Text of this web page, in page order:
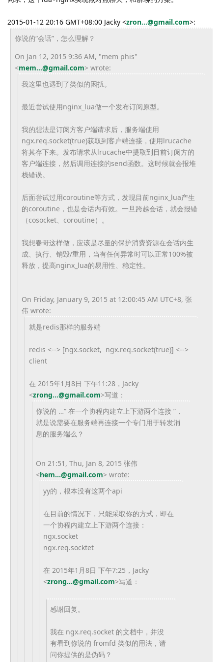
2015-01-12 20:16 GMT+08:00 Jacky <zron...@gmail.com>:
你说的“会话”，怎么理解？
On Jan 12, 2015 9:36 AM, "mem phis"
<mem...@gmail.com> wrote:
我这里也遇到了类似的困扰。
最近尝试使用nginx_lua做一个发布订阅原型。
我的想法是订阅方客户端请求后，服务端使用
ngx.req.socket(true)获取到客户端连接，使用lrucache
将其存下来。发布请求从lrucache中提取到目前订阅方的
客户端连接，然后调用连接的send函数。这时候就会报堆
栈错误。
后面尝试过用coroutine等方式，发现目前nginx_lua产生
的coroutine，也是会话内有效。一旦跨越会话，就会报错
（cosocket、coroutine）。
我想春哥这样做，应该是尽量的保护消费资源在会话内生
成、执行、销毁/重用，当有任何异常时可以正常100%被
释放，提高nginx_lua的易用性、稳定性。
On Friday, January 9, 2015 at 12:00:45 AM UTC+8, 张
伟 wrote:
就是redis那样的服务端
redis <--> [ngx.socket, ngx.req.socket(true)] <-->
client
在 2015年1月8日 下午11:28，Jacky
<zrong...@gmail.com>写道：
你说的 …“ 在一个协程内建立上下游两个连接 ”，
就是说需要在服务端再连接一个专门用于转发消
息的服务端么？
On 21:51, Thu, Jan 8, 2015 张伟
<hem...@gmail.com> wrote:
yy的，根本没有这两个api
在目前的情况下，只能采取你的方式， 即在
一个协程内建立上下游两个连接：
ngx.socket
ngx.req.socktet
在 2015年1月8日 下午7:25，Jacky
<zrong...@gmail.com>写道：
感谢回复。
我在 ngx.req.socket 的文档中，并没
有看到你说的 fromfd 类似的用法，请
问你提供的是伪码？